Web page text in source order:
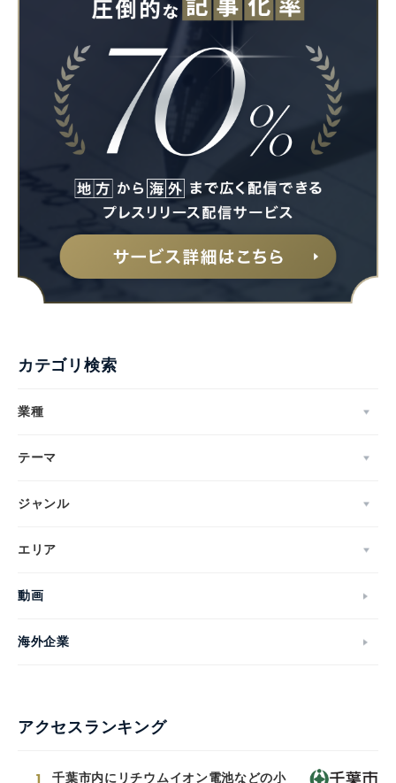
カテゴリ検索
業種
テーマ
ジャンル
エリア
動画
海外企業
アクセスランキング
1 千葉市内にリチウムイオン電池などの小